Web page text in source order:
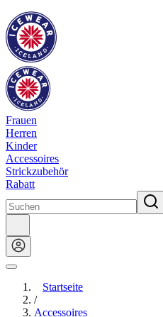
Frauen
Herren
Kinder
Accessoires
Strickzubehör
Rabatt
Startseite
/
Accessoires